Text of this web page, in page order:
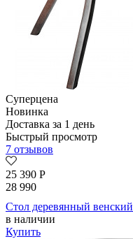
Суперцена
Новинка
Доставка за 1 день
Быстрый просмотр
7 отзывов
25 390 Р
28 990
Стол деревянный
в наличии
Купить